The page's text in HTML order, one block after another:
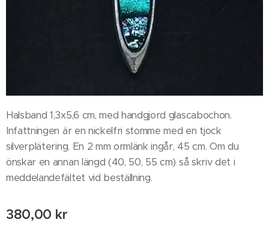
Halsband 1,3x5,6 cm, med handgjord glascabochon.
Infattningen är en nickelfri stomme med en tjock
silverplätering. En 2 mm ormlänk ingår, 45 cm. Om du
önskar en annan längd (40, 50, 55 cm) så skriv det i
meddelandefältet vid beställning.
380,00 kr